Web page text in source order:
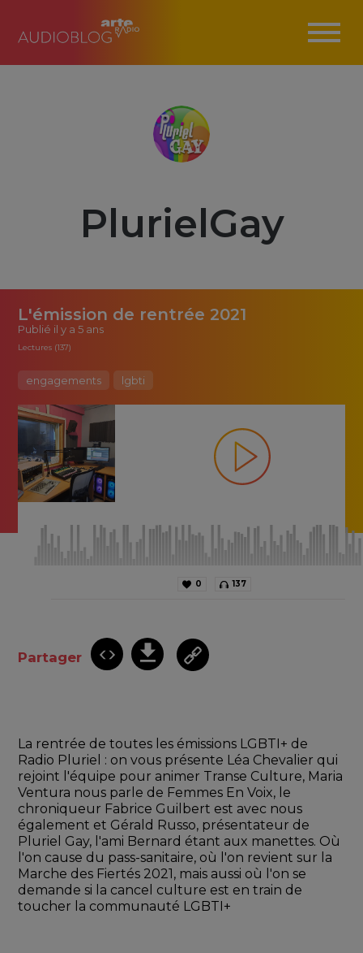
PlurielGay
L'émission de rentrée 2021
Publié il y a 5 ans
Lectures (137)
engagements lgbti
0 137
Partager
La rentrée de toutes les émissions LGBTI+ de
Radio Pluriel : on vous présente Léa Chevalier qui
rejoint l'équipe pour animer Transe Culture, Maria
Ventura nous parle de Femmes En Voix, le
chroniqueur Fabrice Guilbert est avec nous
également et Gérald Russo, présentateur de
Pluriel Gay, l'ami Bernard étant aux manettes. Où
l'on cause du pass-sanitaire, où l'on revient sur la
Marche des Fiertés 2021, mais aussi où l'on se
demande si la cancel culture est en train de
toucher la communauté LGBTI+